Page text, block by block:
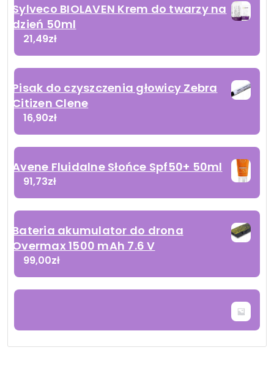
Sylveco BIOLAVEN Krem do twarzy na
dzień 50ml
21,49zł
Pisak do czyszczenia głowicy Zebra
Citizen Clene
16,90zł
Avene Fluidalne Słońce Spf50+ 50ml
91,73zł
Bateria akumulator do drona
Overmax 1500 mAh 7.6 V
99,00zł